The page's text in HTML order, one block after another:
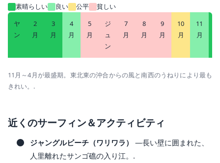
素晴らしい 良い 公平
貧しい
ヤ
ン
2
月
3
月
4
月
5
月
ジ
ュ
ン
7
月
8
月
9
月
10
月
11
月
11月～4月が最盛期。東北東の沖合からの風と南西のうねりにより最も
きれい。.
近くのサーフィン＆アクティビティ
ジャングルビーチ（ワリワラ）
―長い壁に囲まれた、
人里離れたサンゴ礁の入り江。.